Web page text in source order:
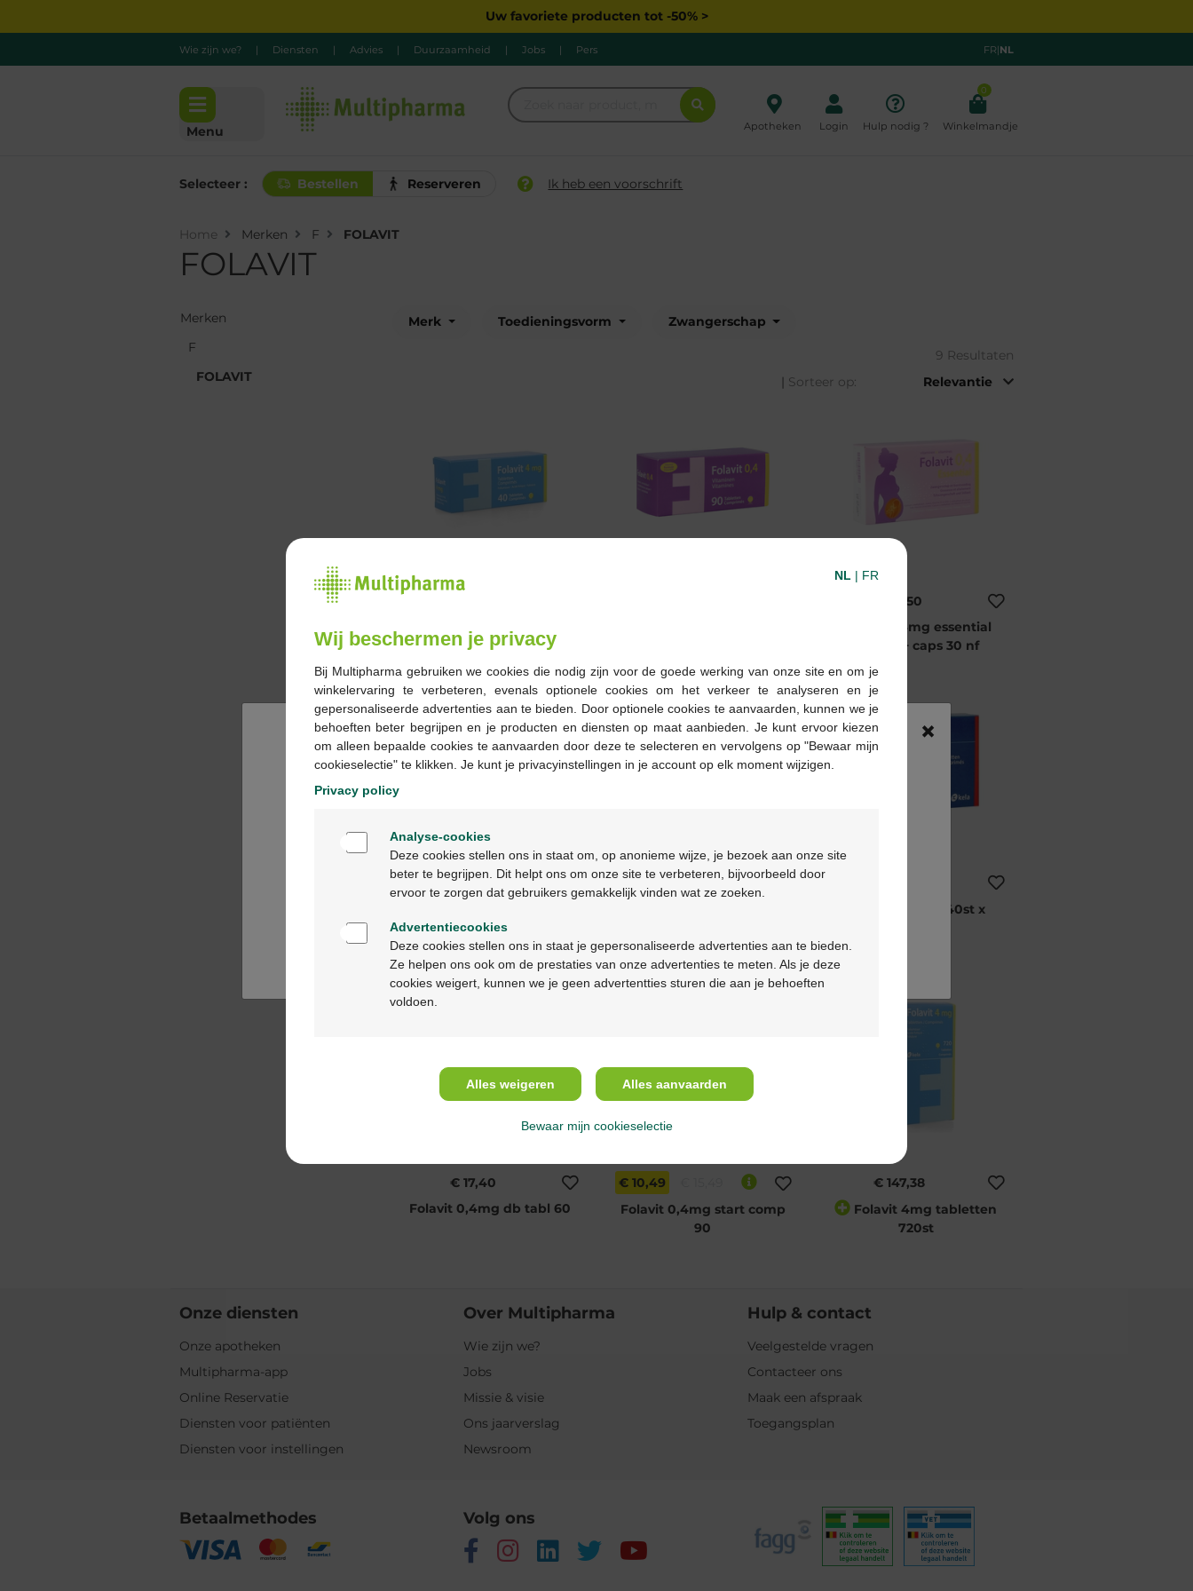
Uw favoriete producten tot -50% >
Wie zijn we? | Diensten | Advies | Duurzaamheid | Jobs | Pers FR|NL
Menu Apotheken Login Hulp nodig ?
0
Winkelmandje
Selecteer : Bestellen Reserveren Ik heb een voorschrift
Home Merken F FOLAVIT
FOLAVIT
Merken
F
FOLAVITFOLAVIT
Merk Toedieningsvorm Zwangerschap
9 Resultaten
| Sorteer op:
Folavit 4mg tabl 40st
€ 22,50
Folavit 0,4mg essential
tabl 30 + caps 30 nf
€ 13,95
€ 53,50
90st
Folavit 5mg 40st x
€ 17,40
Folavit 0,4mg db tabl 60
€ 10,49
Folavit 0,4mg start comp
90
€ 147,38
Folavit 4mg tabletten
720st
Onze diensten
Onze apotheken
Multipharma-app
Online Reservatie
Diensten voor patiënten
Diensten voor instellingen
Over Multipharma
Wie zijn we?
Jobs
Missie & visie
Ons jaarverslag
Newsroom
Hulp & contact
Veelgestelde vragen
Contacteer ons
Maak een afspraak
Toegangsplan
Betaalmethodes Volg ons
×
Ga verder in het nederlands
NL | FR
Wij beschermen je privacy
Bij Multipharma gebruiken we cookies die nodig zijn voor de goede werking van onze site en om je
winkelervaring te verbeteren, evenals optionele cookies om het verkeer te analyseren en je
gepersonaliseerde advertenties aan te bieden. Door optionele cookies te aanvaarden, kunnen we je
behoeften beter begrijpen en je producten en diensten op maat aanbieden. Je kunt ervoor kiezen
om alleen bepaalde cookies te aanvaarden door deze te selecteren en vervolgens op "Bewaar mijn
cookieselectie" te klikken. Je kunt je privacyinstellingen in je account op elk moment wijzigen.
Privacy policy
Analyse-cookies
Deze cookies stellen ons in staat om, op anonieme wijze, je bezoek aan onze site
beter te begrijpen. Dit helpt ons om onze site te verbeteren, bijvoorbeeld door
ervoor te zorgen dat gebruikers gemakkelijk vinden wat ze zoeken.
Advertentiecookies
Deze cookies stellen ons in staat je gepersonaliseerde advertenties aan te bieden.
Ze helpen ons ook om de prestaties van onze advertenties te meten. Als je deze
cookies weigert, kunnen we je geen advertentties sturen die aan je behoeften
voldoen.
Alles weigeren Alles aanvaarden
Bewaar mijn cookieselectie